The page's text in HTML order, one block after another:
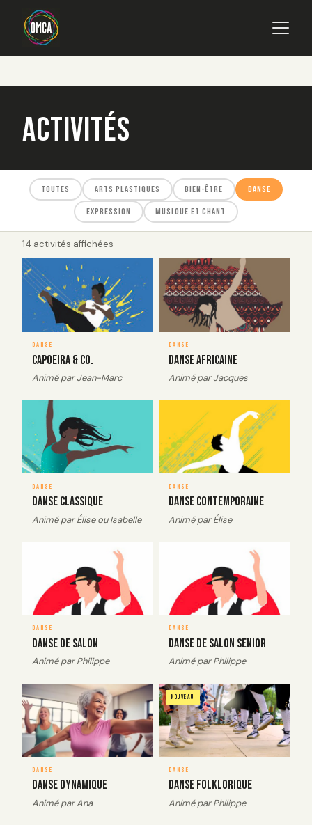
Aller au contenu principal
Main navigation
Activités
TOUTES ARTS PLASTIQUES BIEN-ÊTRE
DANSE
EXPRESSION
MUSIQUE ET CHANT
14 activités affichées
image_couverture
Image
DANSE
Capoeira & Co.
Animé par Jean-Marc
image_couverture
Image
DANSE
Danse Africaine
Animé par Jacques
image_couverture
Image
DANSE
Danse classique
Animé par Élise ou Isabelle
image_couverture
DANSE
Danse contemporaine
Animé par Élise
image_couverture
DANSE
Danse de salon
Animé par Philippe
image_couverture
DANSE
Danse de salon senior
Animé par Philippe
image_couverture
Image
DANSE
Danse Dynamique
Animé par Ana
image_couverture
Image
NOUVEAU
DANSE
Danse folklorique
Animé par Philippe